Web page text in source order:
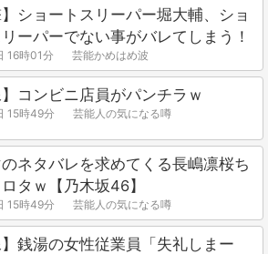
】ショートスリーパー堀大輔、ショ
ーパーでない事がバレてしまう！
16時01分 芸能かめはめ波
】コンビニ店員がパンチラｗ
15時49分 芸能人の気になる噂
のネタバレを求めてくる長嶋凛桜ち
タｗ【乃木坂46】
15時49分 芸能人の気になる噂
】銭湯の女性従業員「失礼しまー